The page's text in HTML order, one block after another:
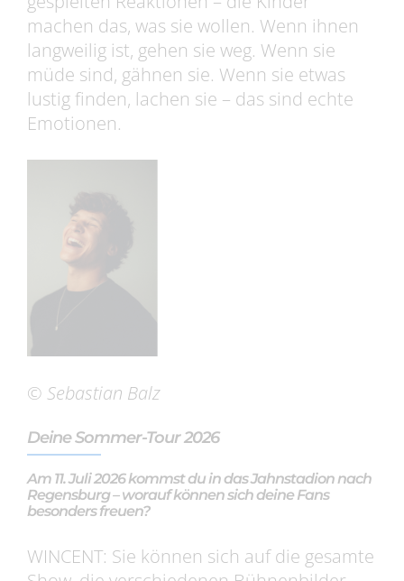
machen das, was sie wollen. Wenn ihnen
langweilig ist, gehen sie weg. Wenn sie
müde sind, gähnen sie. Wenn sie etwas
lustig finden, lachen sie – das sind echte
Emotionen.
© Sebastian Balz
Deine Sommer-Tour 2026
Am 11. Juli 2026 kommst du in das Jahnstadion nach
Regensburg – worauf können sich deine Fans
besonders freuen?
WINCENT: Sie können sich auf die gesamte